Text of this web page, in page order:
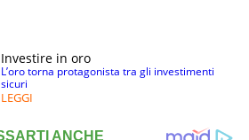
Investire in oro
L’oro torna protagonista tra gli investimenti
sicuri
LEGGI